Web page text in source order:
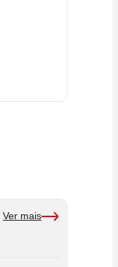
Ver mais